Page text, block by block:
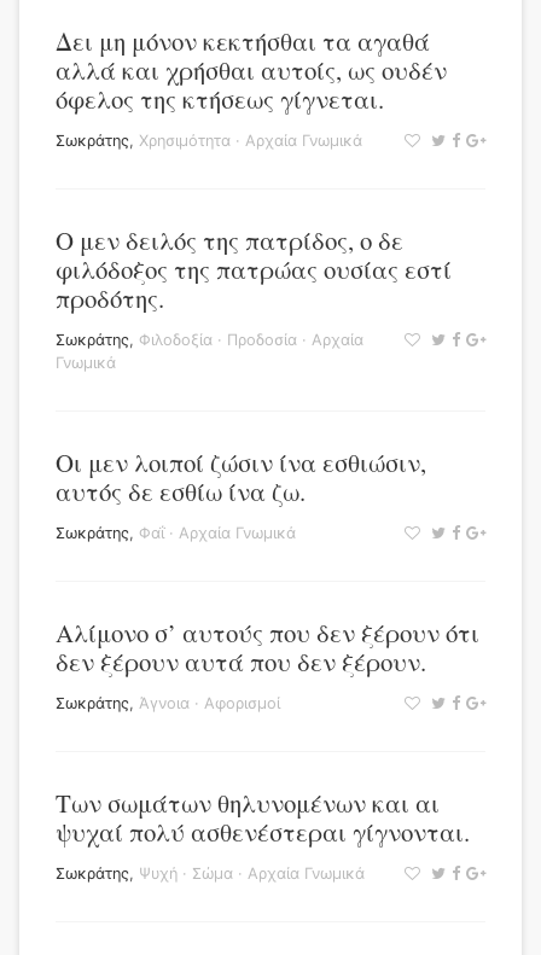
Δει μη μόνον κεκτήσθαι τα αγαθά
αλλά και χρήσθαι αυτοίς, ως ουδέν
όφελος της κτήσεως γίγνεται.
Σωκράτης, Χρησιμότητα · Αρχαία Γνωμικά
Ο μεν δειλός της πατρίδος, ο δε
φιλόδοξος της πατρώας ουσίας εστί
προδότης.
Σωκράτης, Φιλοδοξία · Προδοσία · Αρχαία
Γνωμικά
Οι μεν λοιποί ζώσιν ίνα εσθιώσιν,
αυτός δε εσθίω ίνα ζω.
Σωκράτης, Φαΐ· Αρχαία Γνωμικά
Αλίμονο σ’ αυτούς που δεν ξέρουν ότι
δεν ξέρουν αυτά που δεν ξέρουν.
Σωκράτης, Άγνοια · Αφορισμοί
Των σωμάτων θηλυνομένων και αι
ψυχαί πολύ ασθενέστεραι γίγνονται.
Σωκράτης, Ψυχή · Σώμα · Αρχαία Γνωμικά